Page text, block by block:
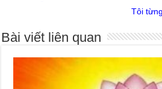
Tôi
Bài viết liên quan